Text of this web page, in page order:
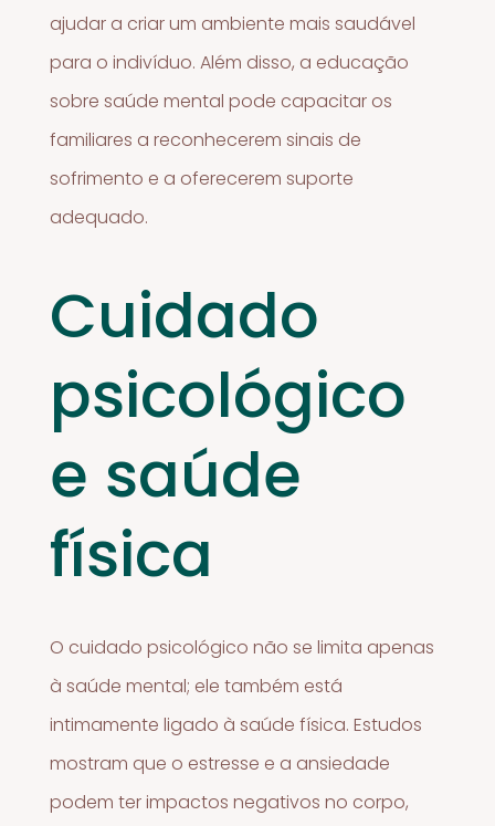
ajudar a criar um ambiente mais saudável
para o indivíduo. Além disso, a educação
sobre saúde mental pode capacitar os
familiares a reconhecerem sinais de
sofrimento e a oferecerem suporte
adequado.
Cuidado
psicológico
e saúde
física
O cuidado psicológico não se limita apenas
à saúde mental; ele também está
intimamente ligado à saúde física. Estudos
mostram que o estresse e a ansiedade
podem ter impactos negativos no corpo,